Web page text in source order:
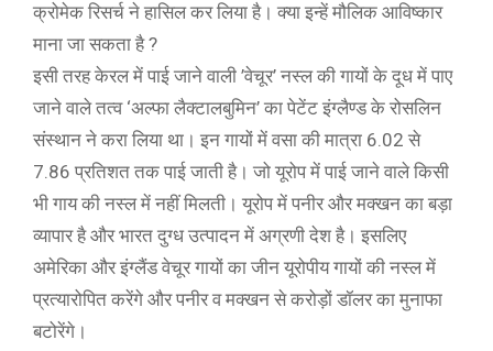
क्रोमेक रिसर्च ने हासिल कर लिया है। क्या इन्हें मौलिक आविष्कार
माना जा सकता है ?
इसी तरह केरल में पाई जाने वाली ’वेचूर’ नस्ल की गायों के दूध में पाए
जाने वाले तत्व ‘अल्फा लैक्टालबुमिन’ का पेटेंट इंग्लैण्ड के रोसलिन
संस्थान ने करा लिया था। इन गायों में वसा की मात्रा 6.02 से
7.86 प्रतिशत तक पाई जाती है। जो यूरोप में पाई जाने वाले किसी
भी गाय की नस्ल में नहीं मिलती। यूरोप में पनीर और मक्खन का बड़ा
व्यापार है और भारत दुग्ध उत्पादन में अग्रणी देश है। इसलिए
अमेरिका और इंग्लैंड वेचूर गायों का जीन यूरोपीय गायों की नस्ल में
प्रत्यारोपित करेंगे और पनीर व मक्खन से करोड़ों डॉलर का मुनाफा
बटोरेंगे।